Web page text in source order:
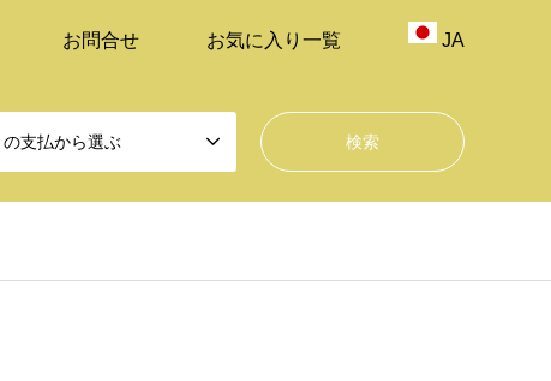
お問合せ お気に入り一覧 JA
支払から選ぶ